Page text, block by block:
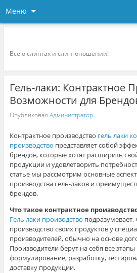
Меню
Всё о слингах и слингоношении!
Гель-лаки: Контрактное
Возможности для
Опубликовал Администратор
Контрактное производство гель лаки
производство представляет собой
брендов, которые хотят расширить
продукции и удовлетворить
статье мы рассмотрим основные
производства гель-лаков и
брендов.
Что такое контрактное
Гель лаки проиводство
производство своих продуктов у
производителей, обычно на основе
Производители берут на себя все
формулирование, разработку,
доставку продукции.